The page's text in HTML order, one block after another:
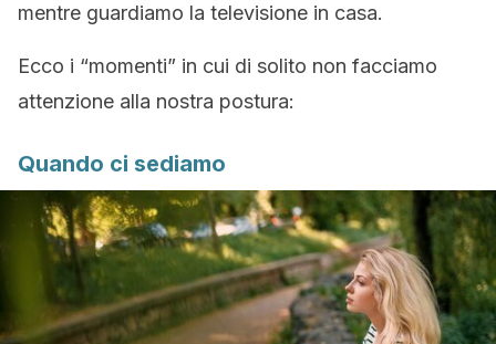
mentre guardiamo la televisione in casa.
Ecco i “momenti” in cui di solito non facciamo
attenzione alla nostra postura:
Quando ci sediamo